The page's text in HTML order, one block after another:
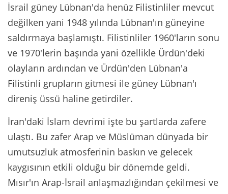
İsrail güney Lübnan'da henüz Filistinliler mevcut
değilken yani 1948 yılında Lübnan'ın güneyine
saldırmaya başlamıştı. Filistinliler 1960'ların sonu
ve 1970'lerin başında yani özellikle Ürdün'deki
olayların ardından ve Ürdün'den Lübnan'a
Filistinli grupların gitmesi ile güney Lübnan'ı
direniş üssü haline getirdiler.
İran'daki İslam devrimi işte bu şartlarda zafere
ulaştı. Bu zafer Arap ve Müslüman dünyada bir
umutsuzluk atmosferinin baskın ve gelecek
kaygısının etkili olduğu bir dönemde geldi.
Mısır'ın Arap-İsrail anlaşmazlığından çekilmesi ve